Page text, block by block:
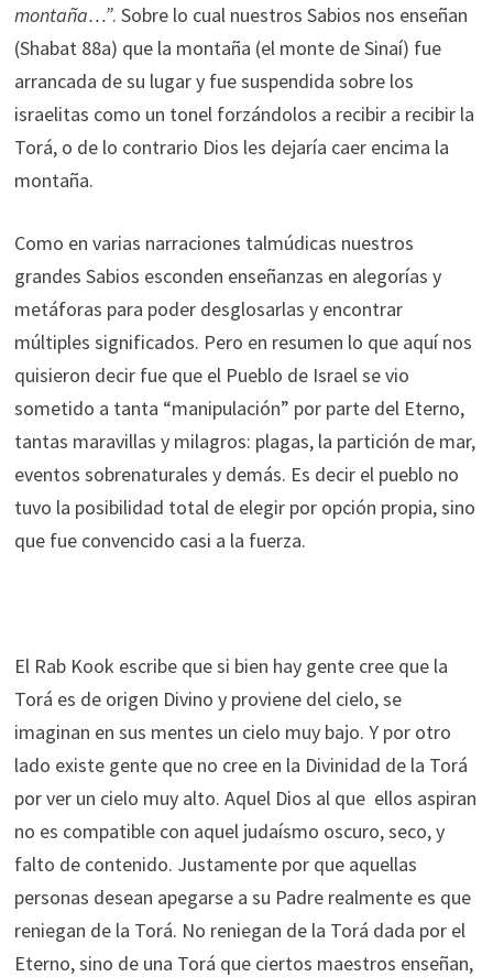
montaña…”. Sobre lo cual nuestros Sabios nos enseñan
(Shabat 88a) que la montaña (el monte de Sinaí) fue
arrancada de su lugar y fue suspendida sobre los
israelitas como un tonel forzándolos a recibir a recibir la
Torá, o de lo contrario Dios les dejaría caer encima la
montaña.
Como en varias narraciones talmúdicas nuestros
grandes Sabios esconden enseñanzas en alegorías y
metáforas para poder desglosarlas y encontrar
múltiples significados. Pero en resumen lo que aquí nos
quisieron decir fue que el Pueblo de Israel se vio
sometido a tanta “manipulación” por parte del Eterno,
tantas maravillas y milagros: plagas, la partición de mar,
eventos sobrenaturales y demás. Es decir el pueblo no
tuvo la posibilidad total de elegir por opción propia, sino
que fue convencido casi a la fuerza.
El Rab Kook escribe que si bien hay gente cree que la
Torá es de origen Divino y proviene del cielo, se
imaginan en sus mentes un cielo muy bajo. Y por otro
lado existe gente que no cree en la Divinidad de la Torá
por ver un cielo muy alto. Aquel Dios al que ellos aspiran
no es compatible con aquel judaísmo oscuro, seco, y
falto de contenido. Justamente por que aquellas
personas desean apegarse a su Padre realmente es que
reniegan de la Torá. No reniegan de la Torá dada por el
Eterno, sino de una Torá que ciertos maestros enseñan,